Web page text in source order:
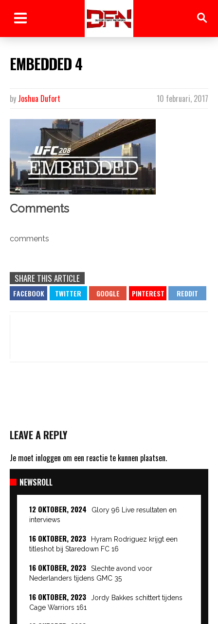
EMBEDDED 4
10 februari, 2017
by Joshua Dufort
Comments
comments
SHARE THIS ARTICLE
LEAVE A REPLY
Je moet inloggen om een reactie te kunnen plaatsen.
NEWSROLL
12 OKTOBER, 2024
Glory 96 Live resultaten en
interviews
16 OKTOBER, 2023
Hyram Rodriguez krijgt een
titleshot bij Staredown FC 16
16 OKTOBER, 2023
Slechte avond voor
Nederlanders tijdens GMC 35
16 OKTOBER, 2023
Jordy Bakkes schittert tijdens
Cage Warriors 161